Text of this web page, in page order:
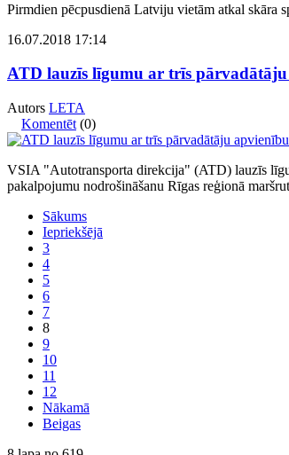
Pirmdien pēcpusdienā Latviju vietām atkal skāra
16.07.2018 17:14
ATD lauzīs līgumu ar trīs
Autors LETA
Komentēt (0)
VSIA "Autotransporta direkcija" (ATD) lauzīs
pakalpojumu nodrošināšanu Rīgas reģionā
Sākums
Iepriekšējā
3
4
5
6
7
8
9
10
11
12
Nākamā
Beigas